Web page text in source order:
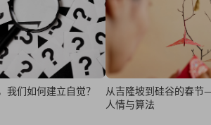
我们如何建立自觉？
从吉隆坡到硅谷的春
人情与算法